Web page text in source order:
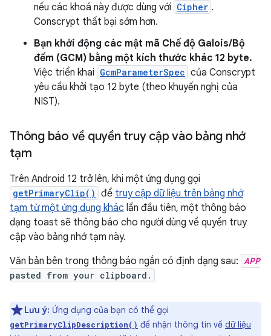
nếu các khoá này được dùng với Cipher .
Conscrypt thất bại sớm hơn.
Bạn khởi động các mật mã Chế độ Galois/Bộ
đếm (GCM) bằng một kích thước khác 12 byte.
Việc triển khai GcmParameterSpec của Conscrypt
yêu cầu khởi tạo 12 byte (theo khuyến nghị của
NIST).
Thông báo về quyền truy cập vào bảng nhớ
tạm
Trên Android 12 trở lên, khi một ứng dụng gọi
getPrimaryClip() để truy cập dữ liệu trên bảng nhớ
tạm từ một ứng dụng khác lần đầu tiên, một thông báo
dạng toast sẽ thông báo cho người dùng về quyền truy
cập vào bảng nhớ tạm này.
Văn bản bên trong thông báo ngắn có định dạng sau: APP
pasted from your clipboard.
Lưu ý: Ứng dụng của bạn có thể gọi
getPrimaryClipDescription() để nhận thông tin về dữ liệu